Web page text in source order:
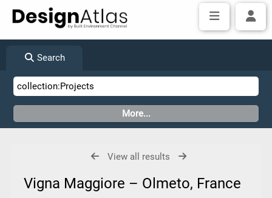
Search
View all results
Vigna Maggiore – Olmeto, France